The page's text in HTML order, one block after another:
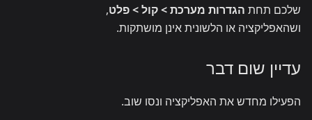
שלכם תחת הגדרות מערכת > קול > פלט,
ושהאפליקציה או הלשונית אינן מושתקות.
עדיין שום דבר
הפעילו מחדש את האפליקציה ונסו שוב.